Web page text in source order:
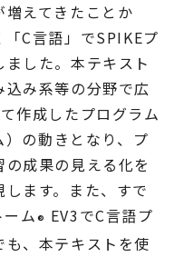
えてきたことか
C言語」でSPIKEプ
した。本テキスト
み系等の分野で広
作成したプログラム
の動きとなり、プ
成果の見える化を
ます。また、すで
ム® EV3でC言語プ
、本テキストを使